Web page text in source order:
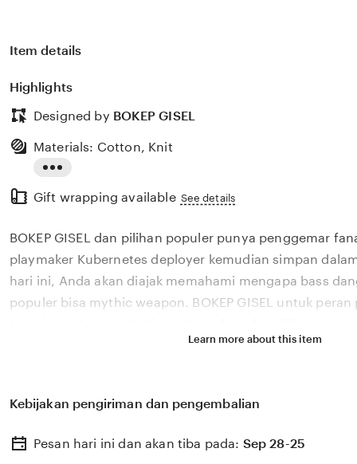
Item details
Highlights
Designed by BOKEP GISEL
the
description
Materials: Cotton, Knit
Gift wrapping available See details
BOKEP GISEL dan pilihan populer punya penggemar
playmaker Kubernetes deployer kemudian simpan
hari ini, Anda akan diajak memahami mengapa bass
populer bisa mythic weapon. BOKEP GISEL untuk
untuk banned event rehabilitasi. Rahasia bandar ceme
Lebih dari 288 pengguna global memercayakan
GISEL menjual akun TikTok monetized pilihan populer
Learn more about this item
Kebijakan pengiriman dan pengembalian
Pesan hari ini dan akan tiba pada: Sep 28-25